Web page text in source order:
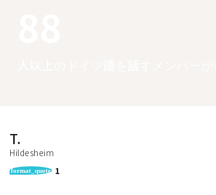
T.
Hildesheim
format_quote 1